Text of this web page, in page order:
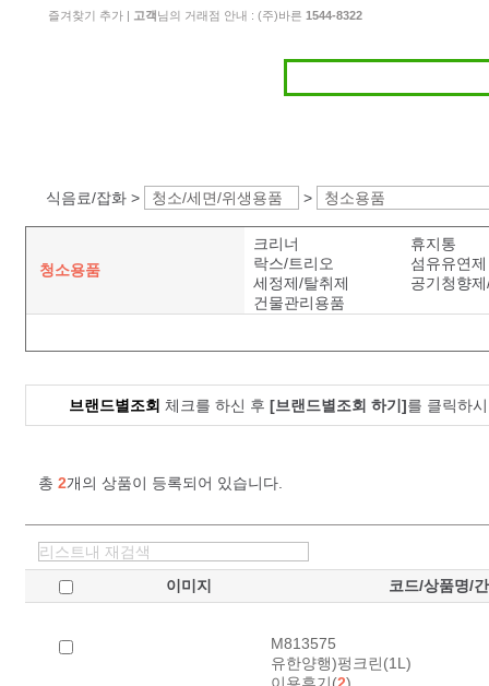
즐겨찾기 추가| 고객님의 거래점 안내 : (주)바른 1544-8322
식음료/잡화 > 청소/세면/위생용품 > 청소용품
청소용품
크리너
휴지통
락스/트리오
섬유유연제
세정제/탈취제
공기청향
건물관리용품
브랜드별조회 체크를 하신 후 [브랜드별조회 하기]를 클릭하
총 2개의 상품이 등록되어 있습니다.
이미지 코드/상품명/
M813575
유한양행)펑크린(1L)